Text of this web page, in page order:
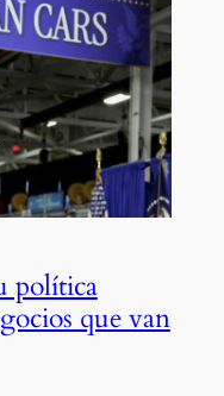
política
que van